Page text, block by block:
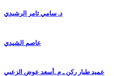
د. سامي ثامر الرشيدي
عاصم الشيدي
عميد طيار ركن ـ م .أسعد عوض الزعبي